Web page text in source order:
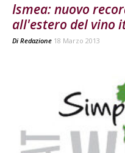
Ismea: nuovo
all'estero del vino
Di Redazione 18 Marzo 2013